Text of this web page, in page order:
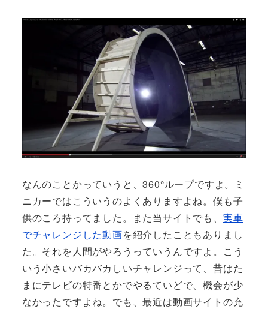
なんのことかっていうと、360°ループですよ。ミ
ニカーではこういうのよくありますよね。僕も子
供のころ持ってました。また当サイトでも、 実車
でチャレンジした動画を紹介したこともありまし
た。それを人間がやろうっていうんですよ。こう
いう小さいバカバカしいチャレンジって、昔はた
まにテレビの特番とかでやるていどで、機会が少
なかったですよね。でも、最近は動画サイトの充